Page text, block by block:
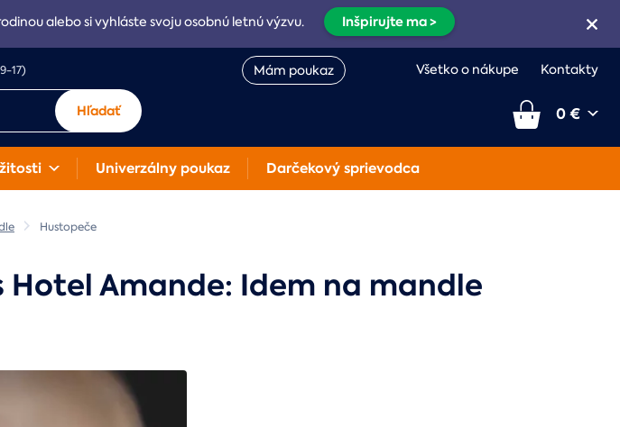
alebo si vyhláste svoju osobnú letnú výzvu. Inšpirujte ma >
17) Mám poukaz Všetko o nákupe Kontakty
Hľadať 0 €
Univerzálny poukaz Darčekový sprievodca
Hustopeče
Amande: Idem na mandle